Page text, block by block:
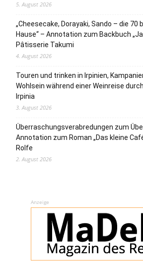
5. August 2026
„Cheesecake, Dorayaki, Sando – die
Hause“ – Annotation zum Backbuch
Pâtisserie Takumi
4. August 2026
Touren und trinken in Irpinien,
Wohlsein während einer Weinreise
Irpinia
3. August 2026
Überraschungsverabredungen zum
Annotation zum Roman „Das kleine
Rolfe
2. August 2026
Anzeige